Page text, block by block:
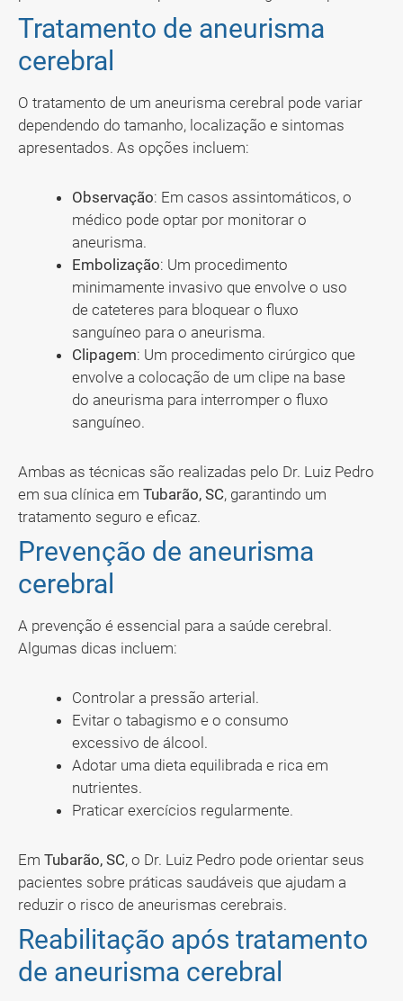
Tratamento de aneurisma
cerebral
O tratamento de um aneurisma cerebral pode variar
dependendo do tamanho, localização e sintomas
apresentados. As opções incluem:
Observação: Em casos assintomáticos, o
médico pode optar por monitorar o
aneurisma.
Embolização: Um procedimento
minimamente invasivo que envolve o uso
de cateteres para bloquear o fluxo
sanguíneo para o aneurisma.
Clipagem: Um procedimento cirúrgico que
envolve a colocação de um clipe na base
do aneurisma para interromper o fluxo
sanguíneo.
Ambas as técnicas são realizadas pelo Dr. Luiz Pedro
em sua clínica em Tubarão, SC, garantindo um
tratamento seguro e eficaz.
Prevenção de aneurisma
cerebral
A prevenção é essencial para a saúde cerebral.
Algumas dicas incluem:
Controlar a pressão arterial.
Evitar o tabagismo e o consumo
excessivo de álcool.
Adotar uma dieta equilibrada e rica em
nutrientes.
Praticar exercícios regularmente.
Em Tubarão, SC, o Dr. Luiz Pedro pode orientar seus
pacientes sobre práticas saudáveis que ajudam a
reduzir o risco de aneurismas cerebrais.
Reabilitação após tratamento
de aneurisma cerebral